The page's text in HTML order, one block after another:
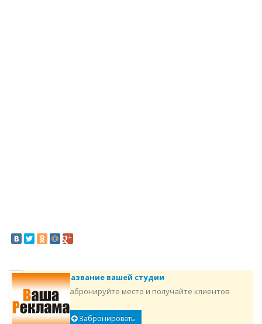
Название вашей студии
Забронируйте место и получайте клиентов
Забронировать